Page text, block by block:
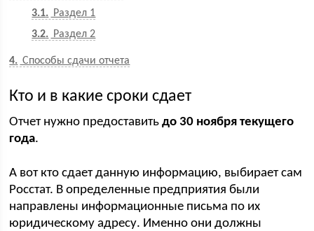
3.1
Раздел 1
3.2
Раздел 2
4 Способы сдачи отчета
Кто и в какие сроки сдает
Отчет нужно предоставитьдо 30 ноября текущего
года.
А вот кто сдает данную информацию, выбирает сам
Росстат. В определенные предприятия были
направлены информационные письма по их
юридическому адресу. Именно они должны